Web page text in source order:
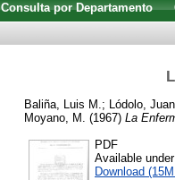
Consulta por Departamento
Baliña, Luis M. ; Lódolo, Juan
Moyano, M. (1967) La
PDF
Available
Download